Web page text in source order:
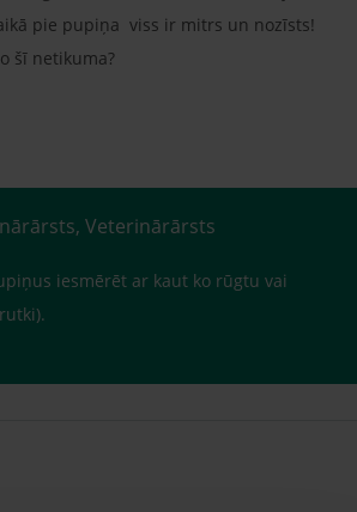
pie pupiņa viss ir mitrs un nozīsts!
šī netikuma?
Veterinārārsts
iesmērēt ar kaut ko rūgtu vai